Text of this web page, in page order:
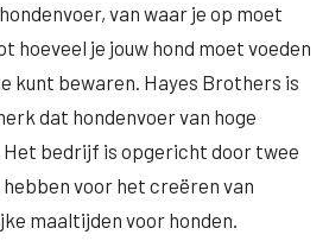
van waar je op moet
hoeveel je jouw hond moet voeden
kunt bewaren. Hayes Brothers is
dat hondenvoer van hoge
bedrijf is opgericht door twee
voor het creëren van
maaltijden voor honden.